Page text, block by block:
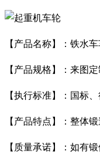
【产品名称】：铁水
【产品规格】：来图定
【执行标准】：国标
【产品特点】：整体
【质量承诺】：如有